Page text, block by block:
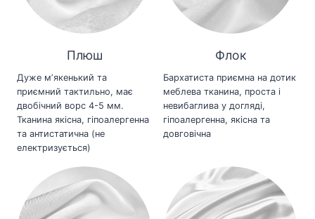
Плюш
Дуже мʼякенький та
приємний тактильно, має
двобічний ворс 4-5 мм.
Тканина якісна, гіпоалергенна
та антистатична (не
електризується)
Флок
Бархатиста приємна на дотик
меблева тканина, проста і
невибаглива у догляді,
гіпоалергенна, якісна та
довговічна